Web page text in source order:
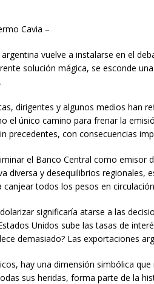
Cavia –
vuelve a instalarse en el
solución mágica, se esconde
dirigentes y algunos medios han
el único camino para frenar la
precedentes, con consecuencias
el Banco Central como emisor
diversa y desequilibrios regionales,
todos los pesos en
significaría atarse a las
Unidos sube las tasas de
demasiado? Las exportaciones
hay una dimensión simbólica
sus heridas, forma parte de la